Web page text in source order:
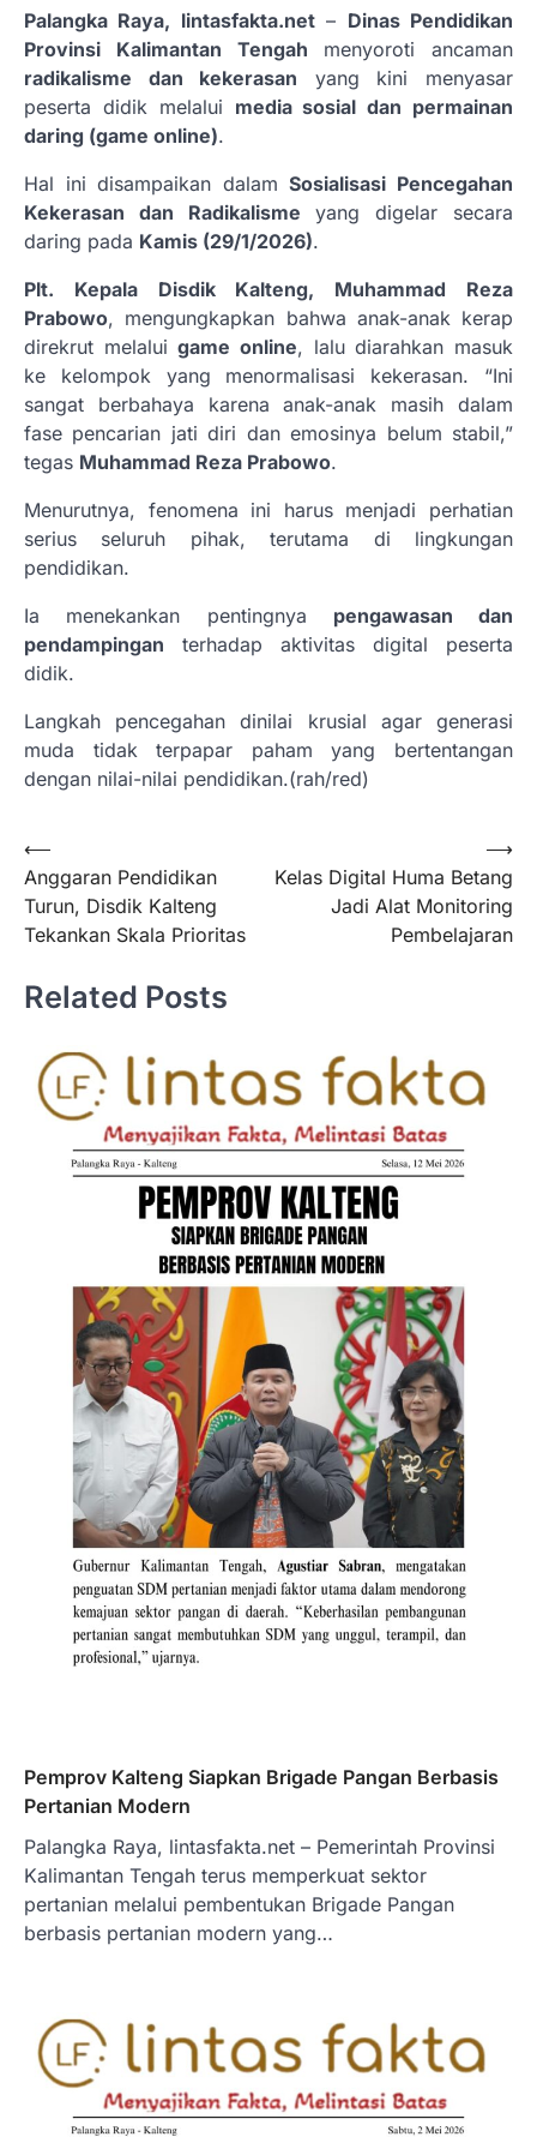
Palangka Raya, lintasfakta.net– Dinas Pendidikan
Provinsi Kalimantan Tengah menyoroti ancaman
radikalisme dan kekerasan yang kini menyasar
peserta didik melalui media sosial dan permainan
daring (game online).
Hal ini disampaikan dalamSosialisasi Pencegahan
Kekerasan dan Radikalisme yang digelar secara
daring pada Kamis (29/1/2026).
Plt. Kepala Disdik Kalteng, Muhammad Reza
Prabowo, mengungkapkan bahwa anak-anak kerap
direkrut melaluigame online, lalu diarahkan masuk
ke kelompok yang menormalisasi kekerasan. “Ini
sangat berbahaya karena anak-anak masih dalam
fase pencarian jati diri dan emosinya belum stabil,”
tegas Muhammad Reza Prabowo.
Menurutnya, fenomena ini harus menjadi perhatian
serius seluruh pihak, terutama di lingkungan
pendidikan.
Ia menekankan pentingnya pengawasan dan
pendampingan terhadap aktivitas digital peserta
didik.
Langkah pencegahan dinilai krusial agar generasi
muda tidak terpapar paham yang bertentangan
dengan nilai-nilai pendidikan.(rah/red)
Navigasi
pos
⟵
Anggaran Pendidikan
Turun, Disdik Kalteng
Tekankan Skala Prioritas
Kelas Digital Huma Betang
Jadi Alat Monitoring
Pembelajaran
⟶
Related Posts
Pemprov Kalteng Siapkan Brigade Pangan Berbasis
Pertanian Modern
Palangka Raya, lintasfakta.net – Pemerintah Provinsi
Kalimantan Tengah terus memperkuat sektor
pertanian melalui pembentukan Brigade Pangan
berbasis pertanian modern yang…